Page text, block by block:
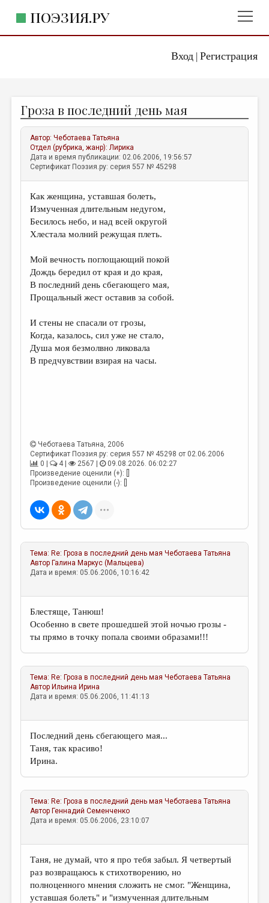
Вход| Регистрация
ПОЭЗИЯ.РУ
ЖАНРЫ
АВТОРЫ
КОММЕНТАРИИ
ЛИТСАЛОН
НОВОСТИ
ПРАВИЛА САЙТА
ИЗБРАННОЕ
ДАЙДЖЕСТ
ПЕРЕВОДЫ
КОНКУРСЫ
ОБЪЯВЛЕНИЯ
КОЛОНКА РЕДАКТОРА
РЕДКОЛЛЕГИЯ
ОТ РЕДАКЦИИ
МАЛАЯ ПРОЗА
ЭССЕИСТИКА
КУЛЬТУРОВЕДЕНИЕ
ПУБЛИЦИСТИКА
РЕЦЕНЗИРОВАНИЕ
ЦИКЛЫ ПУБЛИКАЦИЙ
ТРЕДИАКОВСКИЙ
ВКОНТАКТЕ
Гроза в последний день мая
Автор:Чеботаева Татьяна
Отдел (рубрика, жанр):Лирика
Дата и время публикации: 02.06.2006, 19:56:57
Сертификат Поэзия.ру: серия 557 № 45298
Как женщина, уставшая болеть,
Измученная длительным недугом,
Бесилось небо, и над всей округой
Хлестала молний режущая плеть.
Мой вечность поглощающий покой
Дождь бередил от края и до края,
В последний день сбегающего мая,
Прощальный жест оставив за собой.
И стены не спасали от грозы,
Когда, казалось, сил уже не стало,
Душа моя безмолвно ликовала
В предчувствии взирая на часы.
Чеботаева Татьяна, 2006
Сертификат Поэзия.ру: серия 557 № 45298 от 02.06.2006
0 |
4 | 2567 |
09.08.2026. 06:02:27
Произведение оценили (+): []
Произведение оценили (-): []
Тема: Re: Гроза в последний день мая Чеботаева Татьяна
Автор Галина Маркус (Мальцева)
Дата и время: 05.06.2006, 10:16:42
Блестяще, Танюш!
Особенно в свете прошедшей этой ночью грозы -
ты прямо в точку попала своими образами!!!
Тема: Re: Гроза в последний день мая Чеботаева Татьяна
Автор Ильина Ирина
Дата и время: 05.06.2006, 11:41:13
Последний день сбегающего мая...
Таня, так красиво!
Ирина.
Тема: Re: Гроза в последний день мая Чеботаева Татьяна
Автор Геннадий Семенченко
Дата и время: 05.06.2006, 23:10:07
Таня, не думай, что я про тебя забыл. Я четвертый
раз возвращаюсь к стихотворению, но
полноценного мнения сложить не смог. "Женщина,
уставшая болеть" и "измученная длительным